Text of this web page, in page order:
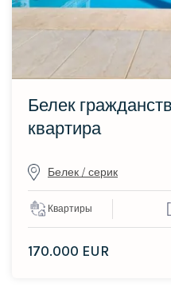
Белек
квартира
Белек / серик
Квартиры
170.000 EUR